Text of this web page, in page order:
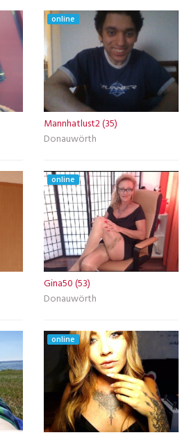
online
Mannhatlust2 (35)
Donauwörth
online
Gina50 (53)
Donauwörth
online